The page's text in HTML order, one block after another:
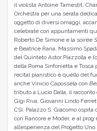
il violista Antoine Tamestit;
Orchestra per una serata
oggetto di diversi omaggi,
celebrate con appuntamenti
Roberto De Simone e la soirée
e Beatrice Rana, Massimo
del Quinteto Astor Piazzolla e
della Roma Sinfonietta e Tosca
recital pianistico è quello del
anche Vinicio Capossela con
tributo a Lucio Dalla, il racconto
Gigi Riva, Giovanni Lindo
CSI. Palazzo S. Giacomo
con Rancore e Moder, e al prog
all’esperienza del Progetto